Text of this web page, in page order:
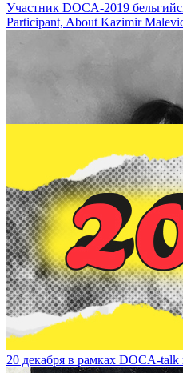
Участник DOCA-2019
Participant, About Kazimir
Казимир Малевич - художник,
20 декабря в рамках DOCA-